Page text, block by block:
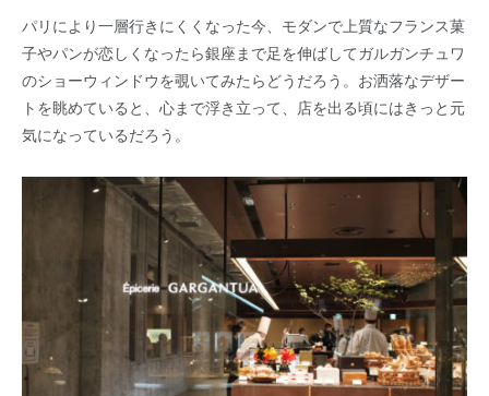
パリにより一層行きにくくなった今、モダンで上質なフランス菓
子やパンが恋しくなったら銀座まで足を伸ばしてガルガンチュワ
のショーウィンドウを覗いてみたらどうだろう。お洒落なデザー
トを眺めていると、心まで浮き立って、店を出る頃にはきっと元
気になっているだろう。